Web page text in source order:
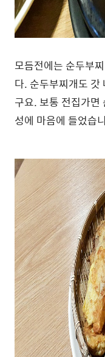
모듬전에는 순두부
다. 순두부찌개도 갓
구요. 보통 전집가면
성에 마음에 들었습